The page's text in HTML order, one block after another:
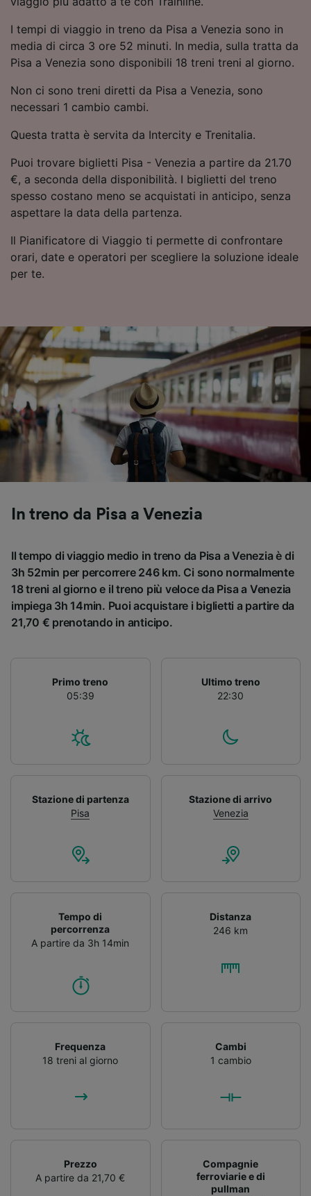
I tempi di viaggio in treno da Pisa a Venezia sono in
media di circa 3 ore 52 minuti. In media, sulla tratta da
Pisa a Venezia sono disponibili 18 treni treni al giorno.
Non ci sono treni diretti da Pisa a Venezia, sono
necessari 1 cambio cambi.
Questa tratta è servita da Intercity e Trenitalia.
Puoi trovare biglietti Pisa - Venezia a partire da 21.70
€, a seconda della disponibilità. I biglietti del treno
spesso costano meno se acquistati in anticipo, senza
aspettare la data della partenza.
Il Pianificatore di Viaggio ti permette di confrontare
orari, date e operatori per scegliere la soluzione ideale
per te.
In treno da Pisa a Venezia
Il tempo di viaggio medio in treno da Pisa a Venezia è di
3h 52min per percorrere 246 km. Ci sono normalmente
18 treni al giorno e il treno più veloce da Pisa a Venezia
impiega 3h 14min. Puoi acquistare i biglietti a partire da
21,70 € prenotando in anticipo.
Primo treno
05:39
Ultimo treno
22:30
Stazione di partenza
Pisa
Stazione di arrivo
Venezia
Tempo di
percorrenza
A partire da 3h 14min
Distanza
246 km
Frequenza
18 treni al giorno
Cambi
1 cambio
Prezzo
A partire da 21,70 €
Compagnie
ferroviarie e di
pullman
Utilizzare dati di geolocalizzazione precisi.
Scansione attiva delle caratteristiche del
dispositivo ai fini dell’identificazione.
Archiviare informazioni su dispositivo e/o
accedervi. Pubblicità e contenuti
dei contenuti e degli annunci, ricerche sul
pubblico, sviluppo di servizi.
Elenco dei partner (fornitori)